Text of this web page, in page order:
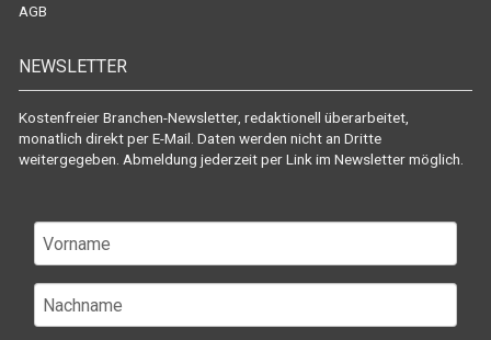
AGB
NEWSLETTER
Kostenfreier Branchen-Newsletter, redaktionell überarbeitet,
monatlich direkt per E-Mail. Daten werden nicht an Dritte
weitergegeben. Abmeldung jederzeit per Link im Newsletter möglich.